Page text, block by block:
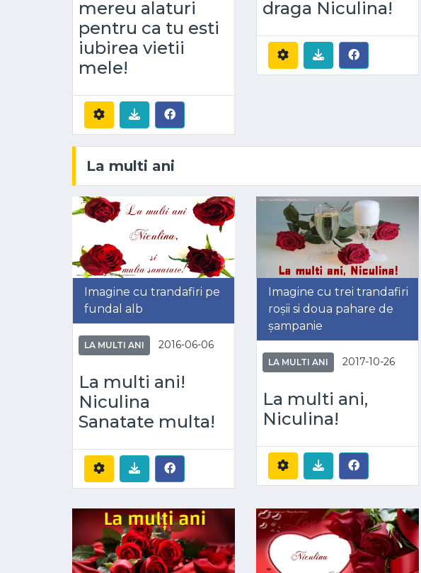
mereu alaturi
pentru ca tu esti
iubirea vietii
mele!
draga Niculina!
La multi ani
Imagine cu trandafiri pe
fundal alb
LA MULTI ANI 2016-06-06
La multi ani!
Niculina
Sanatate multa!
Imagine cu trei trandafiri
roșii si doua pahare de
șampanie
LA MULTI ANI 2017-10-26
La multi ani,
Niculina!